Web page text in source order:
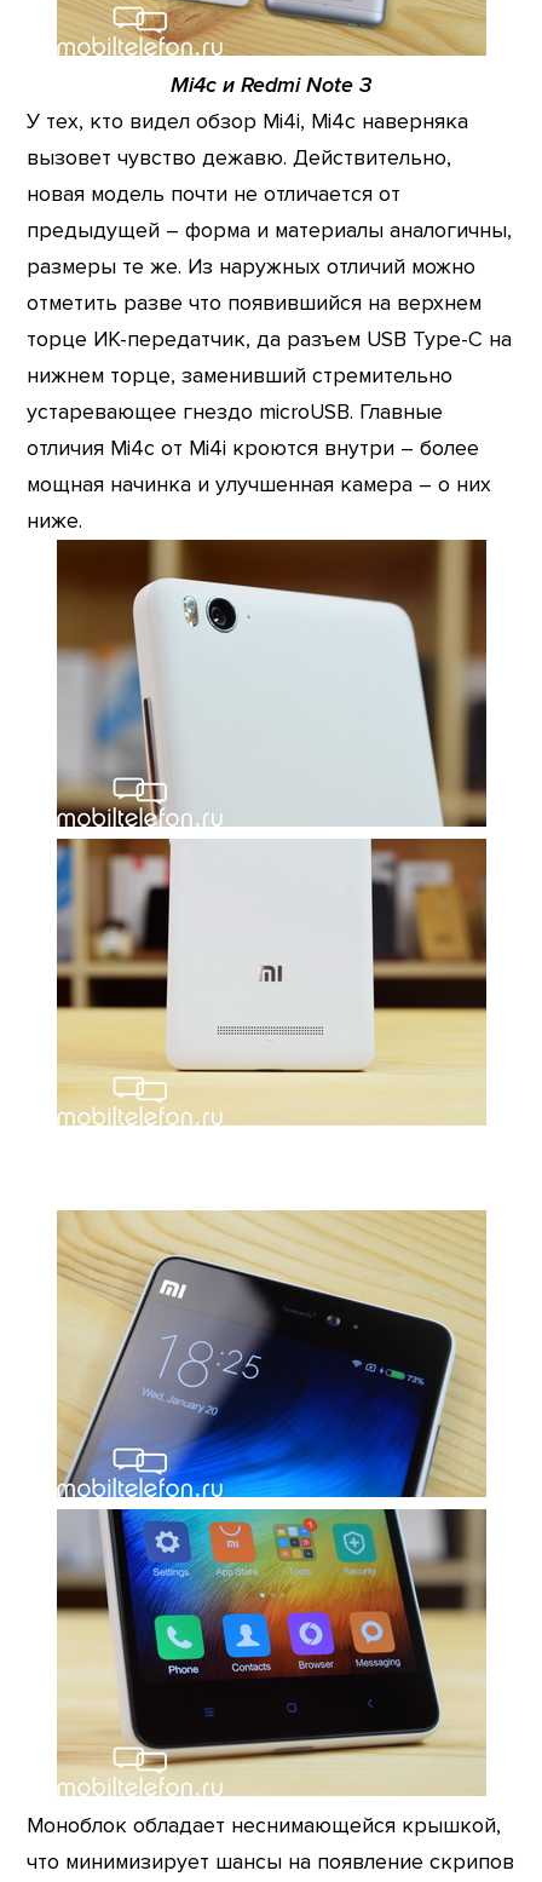
Mi4c и Redmi Note 3
У тех, кто видел обзор Mi4i, Mi4c наверняка
вызовет чувство дежавю. Действительно,
новая модель почти не отличается от
предыдущей – форма и материалы аналогичны,
размеры те же. Из наружных отличий можно
отметить разве что появившийся на верхнем
торце ИК-передатчик, да разъем USB Type-C на
нижнем торце, заменивший стремительно
устаревающее гнездо microUSB. Главные
отличия Mi4c от Mi4i кроются внутри – более
мощная начинка и улучшенная камера – о них
ниже.
Моноблок обладает неснимающейся крышкой,
что минимизирует шансы на появление скрипов